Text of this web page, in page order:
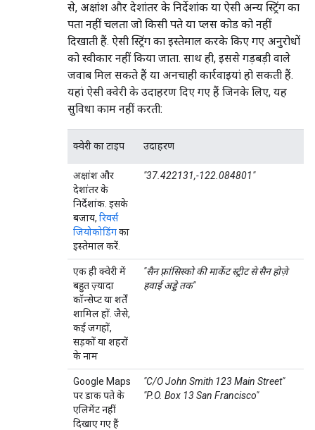
से, अक्षांश और देशांतर के निर्देशांक या ऐसी अन्य स्ट्रिंग का
पता नहीं चलता जो किसी पते या प्लस कोड को नहीं
दिखाती हैं. ऐसी स्ट्रिंग का इस्तेमाल करके किए गए अनुरोधों
को स्वीकार नहीं किया जाता. साथ ही, इससे गड़बड़ी वाले
जवाब मिल सकते हैं या अनचाही कार्रवाइयां हो सकती हैं.
यहां ऐसी क्वेरी के उदाहरण दिए गए हैं जिनके लिए, यह
सुविधा काम नहीं करती:
क्वेरी का टाइप उदाहरण
अक्षांश और
देशांतर के
निर्देशांक. इसके
बजाय, रिवर्स
जियोकोडिंगका
इस्तेमाल करें.
"37.422131,-122.084801"
एक ही क्वेरी में
बहुत ज़्यादा
कॉन्सेप्ट या शर्तें
शामिल हों. जैसे,
कई जगहों,
सड़कों या शहरों
के नाम
"सैन फ़्रांसिस्को की मार्केट स्ट्रीट से सैन होज़े
हवाई अड्डे तक"
Google Maps
पर डाक पते के
एलिमेंट नहीं
दिखाए गए हैं
"C/O John Smith 123 Main Street"
"P.O. Box 13 San Francisco"